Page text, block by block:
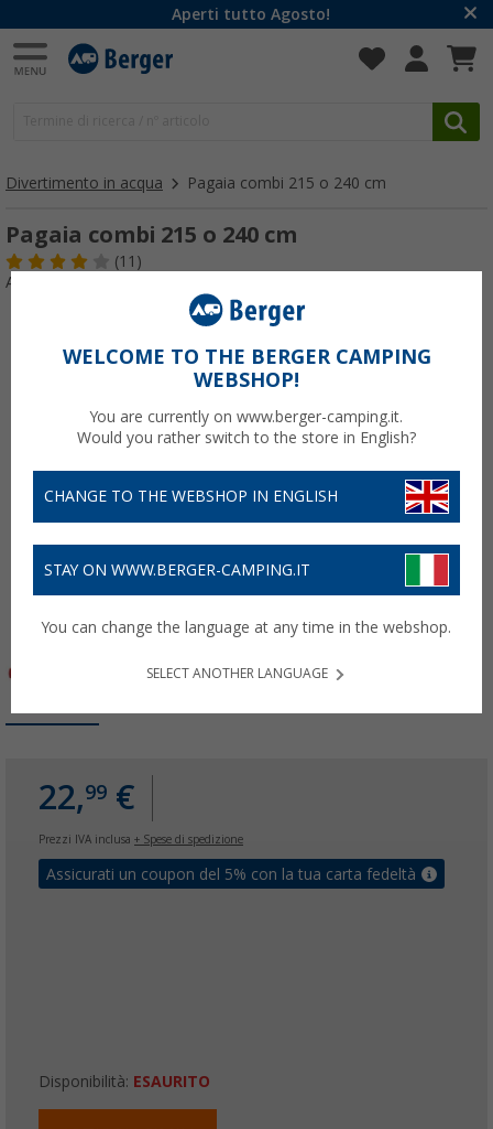
Aperti tutto Agosto!
Divertimento in acqua Pagaia combi 215 o 240 cm
Pagaia combi 215 o 240 cm
(11)
Articolo n: 841970
22,99 €
Prezzi IVA inclusa + Spese di spedizione
Assicurati un coupon del 5% con la tua carta fedeltà
Disponibilità: ESAURITO
WELCOME TO THE BERGER CAMPING
WEBSHOP!
You are currently on www.berger-camping.it.
Would you rather switch to the store in English?
CHANGE TO THE WEBSHOP IN ENGLISH
STAY ON WWW.BERGER-CAMPING.IT
You can change the language at any time in the webshop.
SELECT ANOTHER LANGUAGE